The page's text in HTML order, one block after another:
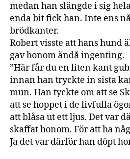
medan han slängde i sig
enda bit fick han. Inte ens
brödkanter.
Robert visste att hans hund
gav honom ändå ingenting.
”Här får du en liten kant
innan han tryckte in sista
mun. Han tyckte om att se
att se hoppet i de livfulla
att blåsa ut ett ljus. Det var
skaffat honom. För att ha
Ja det var därför han döpt